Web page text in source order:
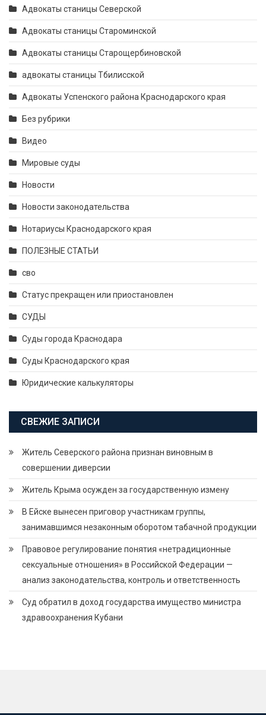
Адвокаты станицы Северской
Адвокаты станицы Староминской
Адвокаты станицы Старощербиновской
адвокаты станицы Тбилисской
Адвокаты Успенского района Краснодарского края
Без рубрики
Видео
Мировые суды
Новости
Новости законодательства
Нотариусы Краснодарского края
ПОЛЕЗНЫЕ СТАТЬИ
сво
Статус прекращен или приостановлен
СУДЫ
Суды города Краснодара
Суды Краснодарского края
Юридические калькуляторы
СВЕЖИЕ ЗАПИСИ
Житель Северского района признан виновным в
совершении диверсии
Житель Крыма осужден за государственную измену
В Ейске вынесен приговор участникам группы,
занимавшимся незаконным оборотом табачной продукции
Правовое регулирование понятия «нетрадиционные
сексуальные отношения» в Российской Федерации —
анализ законодательства, контроль и ответственность
Суд обратил в доход государства имущество министра
здравоохранения Кубани